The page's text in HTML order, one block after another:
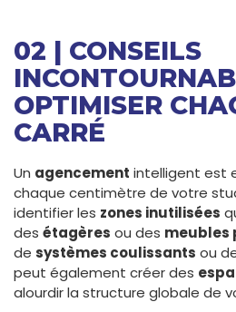
02 | CONSEILS
OPTIMISER
CARRÉ
Un agencement intelligent est
chaque centimètre de votre
identifier les zones inutilisées
des étagères ou des meubles
de systèmes coulissants ou
peut également créer des
alourdir la structure globale de